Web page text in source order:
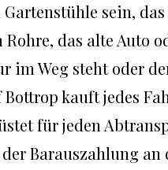
sein,
das alte Auto
im Weg steht oder
kauft jedes
für jeden
der Barauszahlung